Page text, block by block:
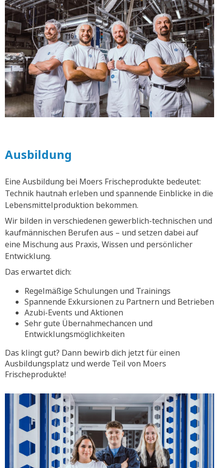
Ausbildung
Eine Ausbildung bei Moers Frischeprodukte bedeutet:
Technik hautnah erleben und spannende Einblicke in die
Lebensmittelproduktion bekommen.
Wir bilden in verschiedenen gewerblich-technischen und
kaufmännischen Berufen aus – und setzen dabei auf
eine Mischung aus Praxis, Wissen und persönlicher
Entwicklung.
Das erwartet dich:
Regelmäßige Schulungen und Trainings
Spannende Exkursionen zu Partnern und Betrieben
Azubi-Events und Aktionen
Sehr gute Übernahmechancen und
Entwicklungsmöglichkeiten
Das klingt gut? Dann bewirb dich jetzt für einen
Ausbildungsplatz und werde Teil von Moers
Frischeprodukte!